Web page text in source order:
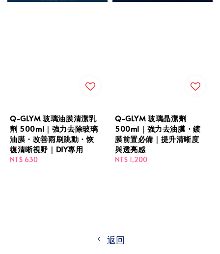
Q-GLYM 玻璃油膜清潔乳
劑 500ml｜強力去除玻璃
油膜・改善雨刷跳動・恢
復清晰視野｜DIY專用
Regular
NT$ 630
Q-GLYM 玻璃晶潔劑
500ml｜強力去油膜・鍍
膜前置必備｜提升清晰度
與透亮感
Regular
NT$ 1,200
返回